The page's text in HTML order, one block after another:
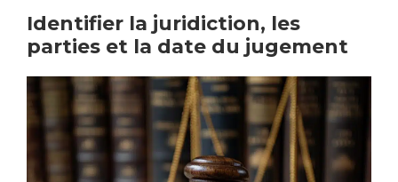
Identifier la juridiction, les
parties et la date du jugement